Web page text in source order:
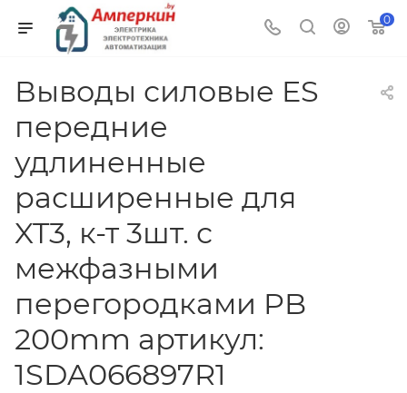
0
Выводы силовые ES
передние
удлиненные
расширенные для
XT3, к-т 3шт. с
межфазными
перегородками PB
200mm артикул:
1SDA066897R1